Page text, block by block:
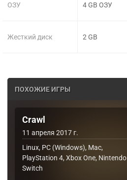
ОЗУ
Жесткий диск
4 GB ОЗУ
2 GB
ПОХОЖИЕ ИГРЫ
Crawl
11 апреля 2017 г.
Linux, PC (Windows), Mac,
PlayStation 4, Xbox One, Nintendo
Switch